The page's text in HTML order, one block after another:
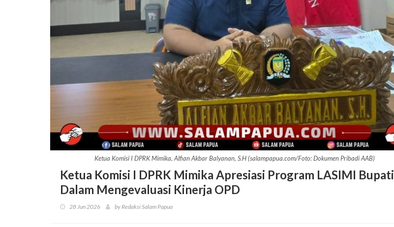
Ketua Komisi I DPRK Mimika, Alfian Akbar Balyanan, S.H (salampapua.com/Foto: Dokumen Pribadi AAB)
Ketua Komisi I DPRK Mimika Apresiasi Program LASIMI Bupati
Dalam Mengevaluasi Kinerja OPD
28 Jun 2026 by Redaksi Salam Papua